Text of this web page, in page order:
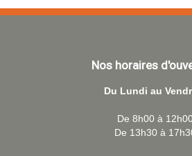
Nos horaires
Du Lundi au
De 8h00 à
De 13h30 à